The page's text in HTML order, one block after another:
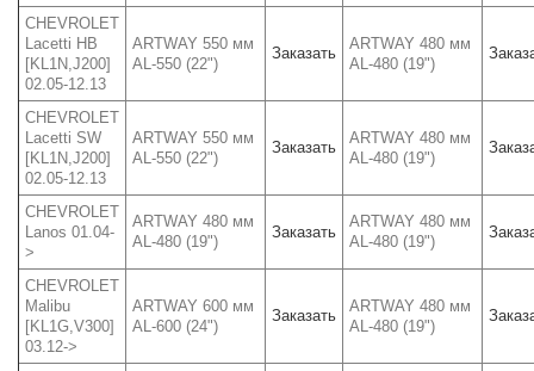
CHEVROLET
Lacetti HB
[KL1N,J200]
02.05-12.13
ARTWAY 550 мм
AL-550 (22")
Заказать
ARTWAY 480 мм
AL-480 (19")
CHEVROLET
Lacetti SW
[KL1N,J200]
02.05-12.13
ARTWAY 550 мм
AL-550 (22")
Заказать
ARTWAY 480 мм
AL-480 (19")
CHEVROLET
Lanos 01.04-
>
ARTWAY 480 мм
AL-480 (19")
Заказать
ARTWAY 480 мм
AL-480 (19")
CHEVROLET
Malibu
[KL1G,V300]
03.12->
ARTWAY 600 мм
AL-600 (24")
Заказать
ARTWAY 480 мм
AL-480 (19")